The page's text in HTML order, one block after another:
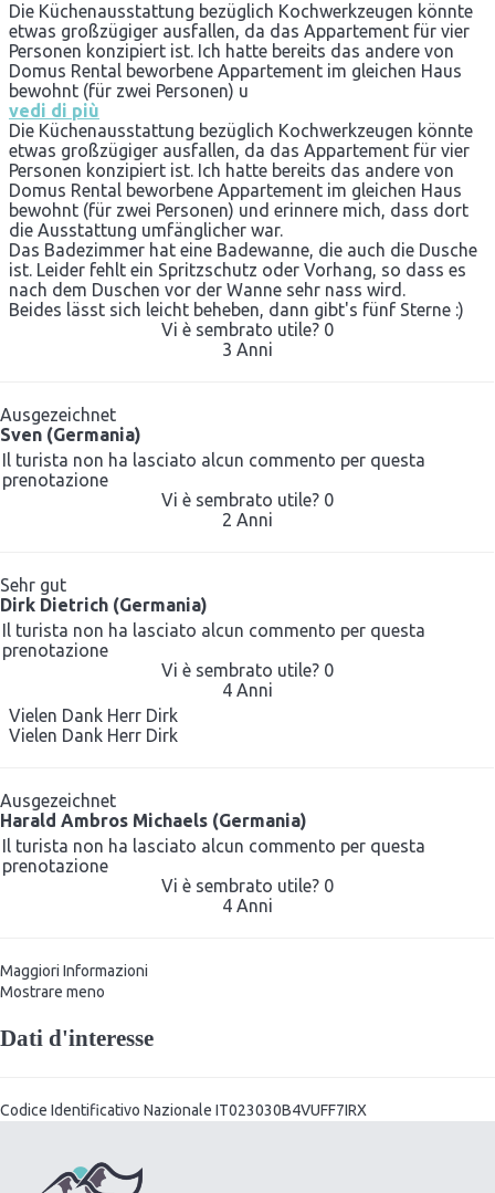
Die Küchenausstattung bezüglich Kochwerkzeugen könnte
etwas großzügiger ausfallen, da das Appartement für vier
Personen konzipiert ist. Ich hatte bereits das andere von
Domus Rental beworbene Appartement im gleichen Haus
bewohnt (für zwei Personen) u
vedi di più
Die Küchenausstattung bezüglich Kochwerkzeugen könnte
etwas großzügiger ausfallen, da das Appartement für vier
Personen konzipiert ist. Ich hatte bereits das andere von
Domus Rental beworbene Appartement im gleichen Haus
bewohnt (für zwei Personen) und erinnere mich, dass dort
die Ausstattung umfänglicher war.
Das Badezimmer hat eine Badewanne, die auch die Dusche
ist. Leider fehlt ein Spritzschutz oder Vorhang, so dass es
nach dem Duschen vor der Wanne sehr nass wird.
Beides lässt sich leicht beheben, dann gibt's fünf Sterne :)
Vi è sembrato utile? 0
3 Anni
Ausgezeichnet
Sven (Germania)
Il turista non ha lasciato alcun commento per questa
prenotazione
Vi è sembrato utile? 0
2 Anni
Sehr gut
Dirk Dietrich (Germania)
Il turista non ha lasciato alcun commento per questa
prenotazione
Vi è sembrato utile? 0
4 Anni
Vielen Dank Herr Dirk
Vielen Dank Herr Dirk
Ausgezeichnet
Harald Ambros Michaels (Germania)
Il turista non ha lasciato alcun commento per questa
prenotazione
Vi è sembrato utile? 0
4 Anni
Maggiori Informazioni
Mostrare meno
Dati d'interesse
Codice Identificativo Nazionale IT023030B4VUFF7IRX